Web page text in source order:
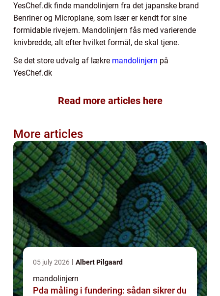
YesChef.dk finde mandolinjern fra det japanske brand
Benriner og Microplane, som især er kendt for sine
formidable rivejern. Mandolinjern fås med varierende
knivbredde, alt efter hvilket formål, de skal tjene.
Se det store udvalg af lækre mandolinjern på
YesChef.dk
Read more articles here
More articles
05 july 2026 Albert Pilgaard
mandolinjern
Pda måling i fundering: sådan sikrer du